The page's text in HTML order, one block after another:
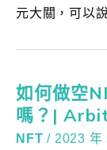
元大關，可以
如何做空
嗎？|
NFT / 2023 年